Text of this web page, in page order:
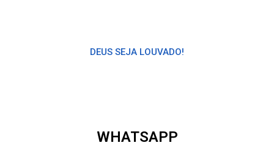
DEUS SEJA LOUVADO!
WHATSAPP